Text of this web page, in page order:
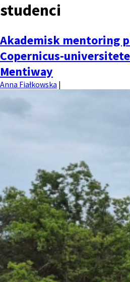
studenci
Akademisk mentoring
Copernicus-
Mentiway
Anna Fiałkowska |